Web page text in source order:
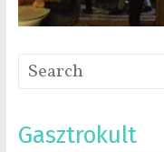
Gasztrokult